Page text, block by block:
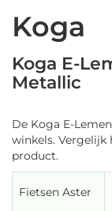
Koga
Koga E-
Metallic
De Koga E-
winkels. Vergelijk
product.
Fietsen Aster